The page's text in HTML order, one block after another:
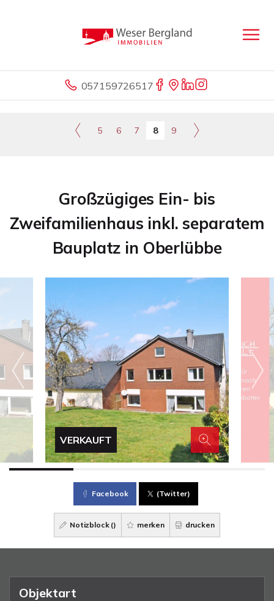
057159726517
5 6 7 8 9
Großzügiges Ein- bis
Zweifamilienhaus inkl. separatem
Bauplatz in Oberlübbe
VERKAUFT
Facebook (Twitter)
Notizblock () merken drucken
Objektart